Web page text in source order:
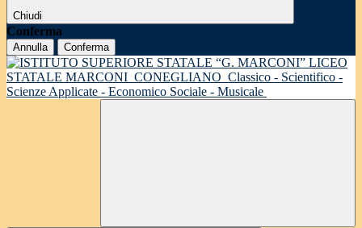
Chiudi
Conferma
Annulla Conferma
LICEO
STATALE MARCONI CONEGLIANO Classico - Scientifico -
Scienze Applicate - Economico Sociale - Musicale